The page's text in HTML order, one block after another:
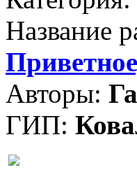
Название
Авторы:
ГИП: